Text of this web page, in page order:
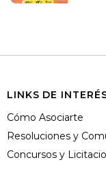
LINKS DE
Cómo Asociarte
Resoluciones y
Concursos y